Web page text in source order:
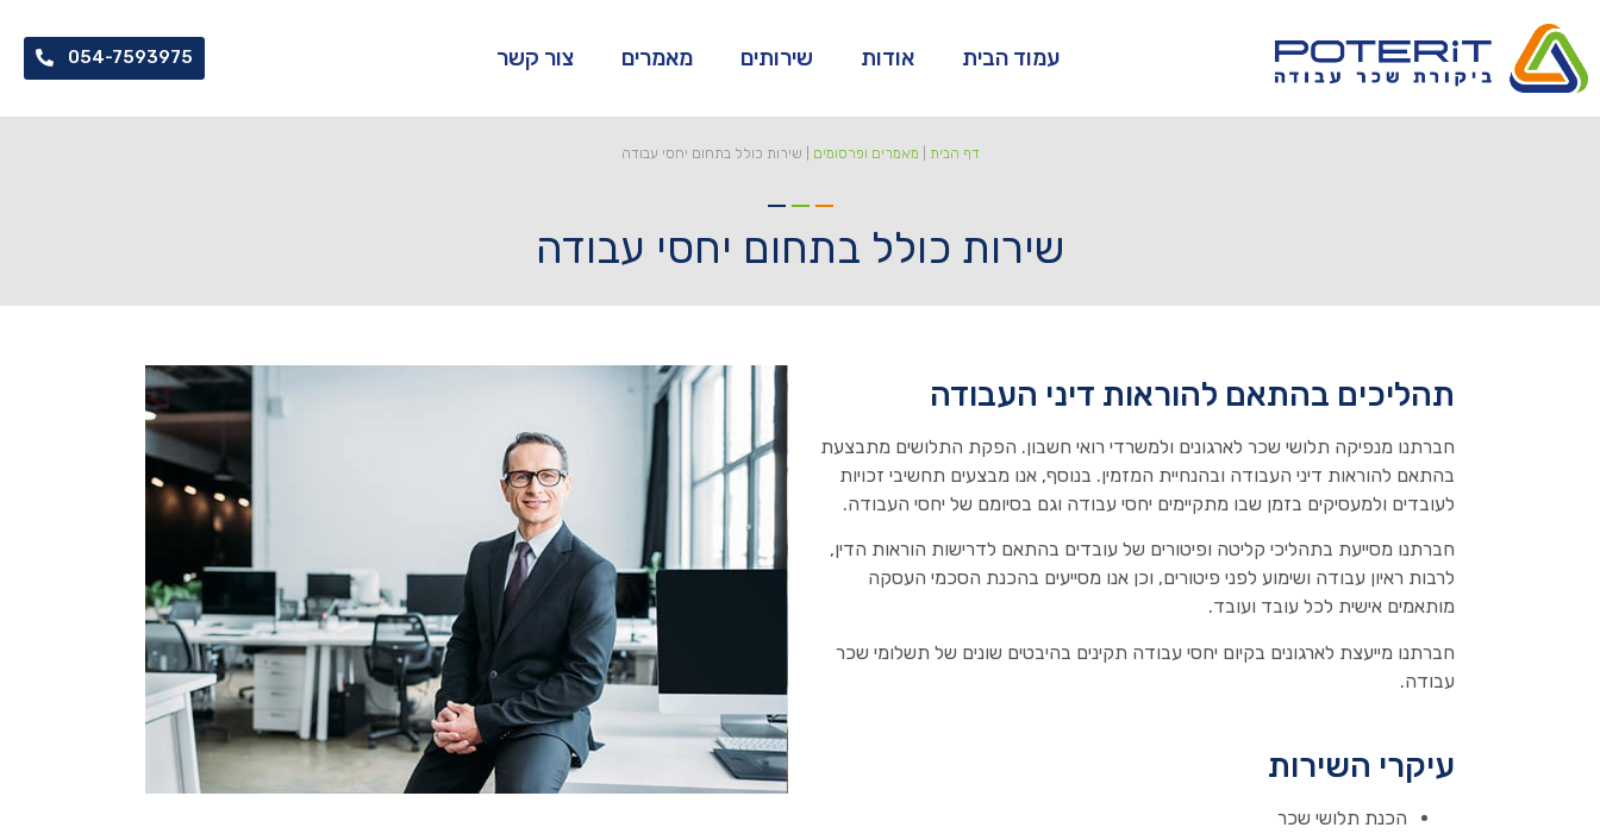
עמוד הבית אודות שירותים מאמרים צור קשר 054-7593975
דף הבית מאמרים ופרסומים שירות כולל בתחום יחסי עבודה
שירות כולל בתחום יחסי עבודה
תהליכים בהתאם להוראות דיני העבודה
חברתנו מנפיקה תלושי שכר לארגונים ולמשרדי רואי חשבון. הפקת התלושים מתבצעת
בהתאם להוראות דיני העבודה ובהנחיית המזמין. בנוסף, אנו מבצעים תחשיבי זכויות
לעובדים ולמעסיקים בזמן שבו מתקיימים יחסי עבודה וגם בסיומם של יחסי העבודה.
חברתנו מסייעת בתהליכי קליטה ופיטורים של עובדים בהתאם לדרישות הוראות הדין,
לרבות ראיון עבודה ושימוע לפני פיטורים, וכן אנו מסייעים בהכנת הסכמי העסקה
מותאמים אישית לכל עובד ועובד.
חברתנו מייעצת לארגונים בקיום יחסי עבודה תקינים בהיבטים שונים של תשלומי שכר
עבודה.
עיקרי השירות
הכנת תלושי שכר